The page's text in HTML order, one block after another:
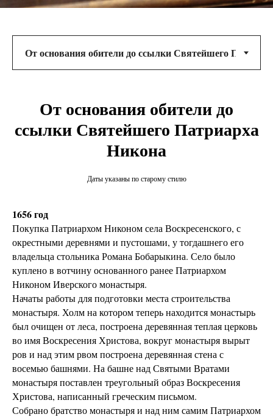
От основания обители до
ссылки Святейшего Патриарха
Никона
Даты указаны по старому стилю
1656 год
Покупка Патриархом Никоном села Воскресенского, с
окрестными деревнями и пустошами, у тогдашнего его
владельца стольника Романа Бобарыкина. Село было
куплено в вотчину основанного ранее Патриархом
Никоном Иверского монастыря.
Начаты работы для подготовки места строительства
монастыря. Холм на котором теперь находится монастырь
был очищен от леса, построена деревянная теплая церковь
во имя Воскресения Христова, вокруг монастыря вырыт
ров и над этим рвом построена деревянная стена с
восемью башнями. На башне над Святыми Вратами
монастыря поставлен треугольный образ Воскресения
Христова, написанный греческим письмом.
Собрано братство монастыря и над ним самим Патриархом